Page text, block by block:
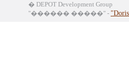
� DEPOT Development Group
"������ �����" -